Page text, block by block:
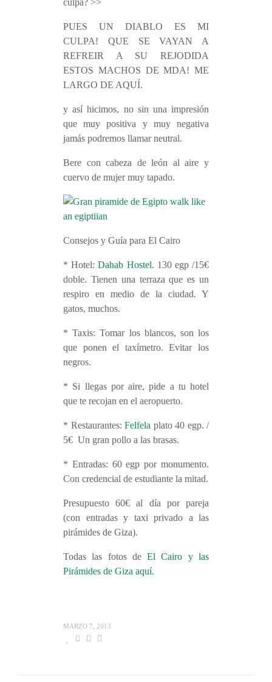
culpa? >>
PUES UN DIABLO ES MI
CULPA! QUE SE VAYAN A
REFREIR A SU REJODIDA
ESTOS MACHOS DE MDA! ME
LARGO DE AQUÍ.
y así hicimos, no sin una impresión
que muy positiva y muy negativa
jamás podremos llamar neutral.
Bere con cabeza de león al aire y
cuervo de mujer muy tapado.
Consejos y Guía para El Cairo
* Hotel: Dahab Hostel. 130 egp /15€
doble. Tienen una terraza que es un
respiro en medio de la ciudad. Y
gatos, muchos.
* Taxis: Tomar los blancos, son los
que ponen el taxímetro. Evitar los
negros.
* Si llegas por aire, pide a tu hotel
que te recojan en el aeropuerto.
* Restaurantes: Felfela plato 40 egp. /
5€ Un gran pollo a las brasas.
* Entradas: 60 egp por monumento.
Con credencial de estudiante la mitad.
Presupuesto60€ al día por pareja
(con entradas y taxi privado a las
pirámides de Giza).
Todas las fotos deEl Cairo y las
Pirámides de Giza aquí.
MARZO 7, 2013